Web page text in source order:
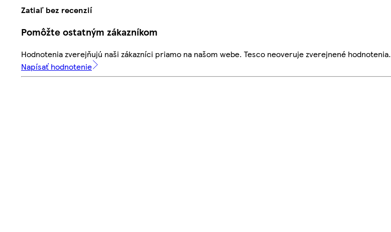
Zatiaľ bez recenzií
Pomôžte ostatným zákazníkom
Hodnotenia zverejňujú naši zákazníci priamo na našom webe. Tesco neoveruje zverejnené hodnotenia.
Napísať hodnotenie